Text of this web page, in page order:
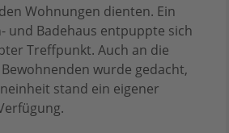
Wohnungen dienten. Ein
und Badehaus entpuppte sich
Treffpunkt. Auch an die
wurde gedacht,
stand ein eigener